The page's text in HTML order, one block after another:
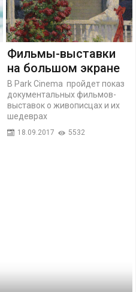
Фильмы-выставки
на большом экране
В Park Cinema пройдет показ
документальных фильмов-
выставок о живописцах и их
шедеврах
18.09.2017 5532